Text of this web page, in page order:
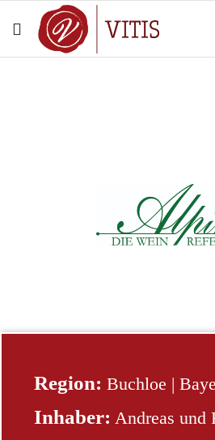
Region: Buchloe |
Inhaber: Andreas und